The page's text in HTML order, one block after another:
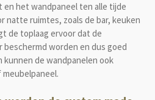
het wandpaneel ten alle tijde
natte ruimtes, zoals de bar, keuken
de toplaag ervoor dat de
worden en dus goed
de wandpanelen ook